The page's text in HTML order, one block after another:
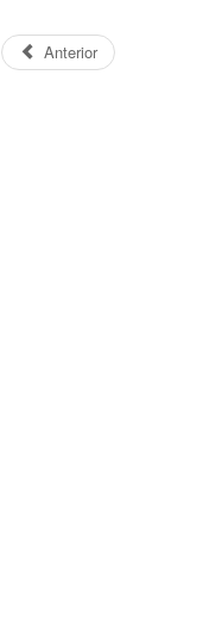
Anterior